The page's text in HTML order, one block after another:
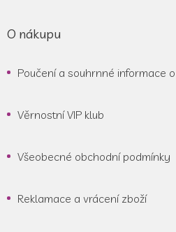
O nákupu
Poučení a souhrnné informace
Věrnostní VIP klub
Všeobecné obchodní podmínky
Reklamace a vrácení zboží